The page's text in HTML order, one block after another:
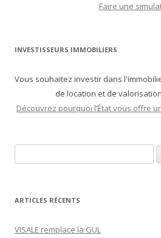
Faire une
INVESTISSEURS IMMOBILIERS
Vous souhaitez investir dans
de location et de
Découvrez pourquoi l’État vous offre
ARTICLES RÉCENTS
VISALE remplace la GUL